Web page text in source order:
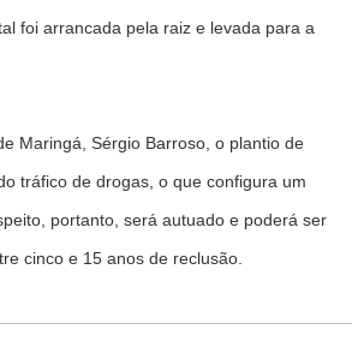
foi arrancada pela raiz e levada para a
Maringá, Sérgio Barroso, o plantio de
tráfico de drogas, o que configura um
portanto, será autuado e poderá ser
cinco e 15 anos de reclusão.